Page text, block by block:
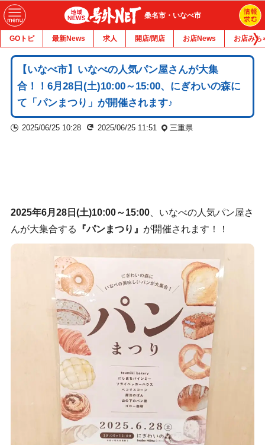
桑名市・いなべ市
GOトピ 最新News 求人 開店/閉店 お店News お店みち
【いなべ市】いなべの人気パン屋さんが大集
合！！6月28日(土)10:00～15:00、にぎわいの森に
て「パンまつり」が開催されます♪
2025/06/25 10:28 2025/06/25 11:51 三重県
2025年6月28日(土)10:00～15:00、いなべの人気パン屋さ
んが大集合する
『パンまつり』 が開催されます！！